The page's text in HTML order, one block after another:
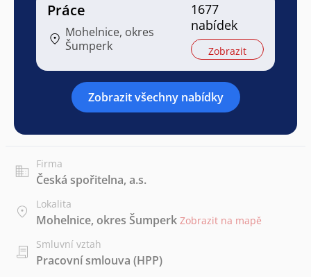
Práce
Mohelnice, okres
Šumperk
1677
nabídek
Zobrazit
Zobrazit všechny nabídky
Firma
Česká spořitelna, a.s.
Lokalita
Mohelnice, okres Šumperk Zobrazit na mapě
Smluvní vztah
Pracovní smlouva (HPP)